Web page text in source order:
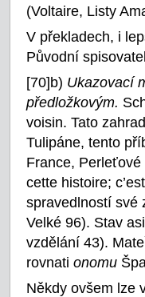
(Voltaire, Listy
V překladech, i
Původní
[70]b) Ukazovací
předložkovým.
voisin. Tato
Tulipáne, tento
France,
cette histoire;
spravedlností své
Velké 96). Stav
vzdělání 43).
rovnati onomu
Někdy ovšem lze